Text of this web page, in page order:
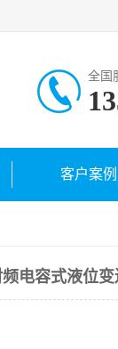
全国
客户案例
电容式液位